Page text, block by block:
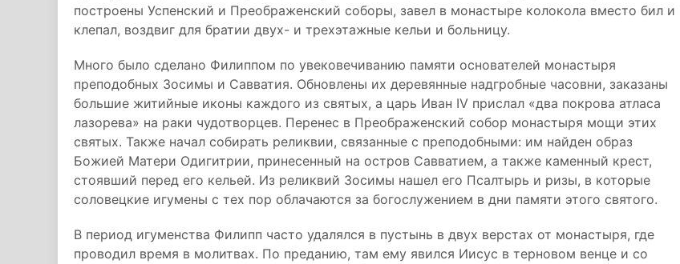
построены Успенский и Преображенский соборы, завел в монастыре колокола вместо бил и
клепал, воздвиг для братии двух- и трехэтажные кельи и больницу.
Много было сделано Филиппом по увековечиванию памяти основателей монастыря
преподобных Зосимы и Савватия. Обновлены их деревянные надгробные часовни, заказаны
большие житийные иконы каждого из святых, а царь Иван IV прислал «два покрова атласа
лазорева» на раки чудотворцев. Перенес в Преображенский собор монастыря мощи этих
святых. Также начал собирать реликвии, связанные с преподобными: им найден образ
Божией Матери Одигитрии, принесенный на остров Савватием, а также каменный крест,
стоявший перед его кельей. Из реликвий Зосимы нашел его Псалтырь и ризы, в которые
соловецкие игумены с тех пор облачаются за богослужением в дни памяти этого святого.
В период игуменства Филипп часто удалялся в пустынь в двух верстах от монастыря, где
проводил время в молитвах. По преданию, там ему явился Иисус в терновом венце и со